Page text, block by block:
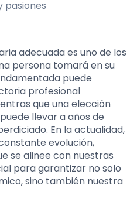
adecuada es uno de los
persona tomará en su
puede
profesional
que una elección
llevar a años de
En la actualidad,
evolución,
se alinee con nuestras
para garantizar no solo
sino también nuestra